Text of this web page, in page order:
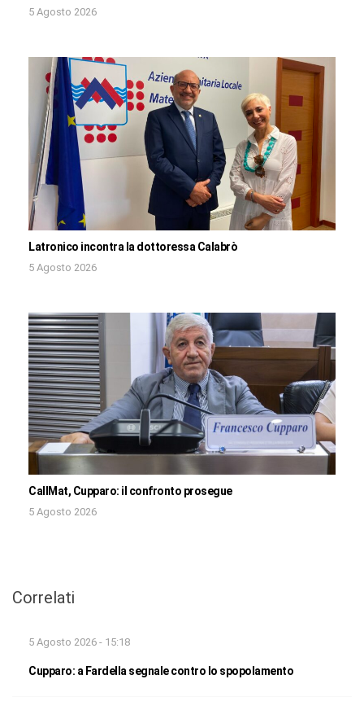
5 Agosto 2026
Latronico incontra la dottoressa Calabrò
5 Agosto 2026
CallMat, Cupparo: il confronto prosegue
5 Agosto 2026
Correlati
5 Agosto 2026 - 15:18
Cupparo: a Fardella segnale contro lo spopolamento